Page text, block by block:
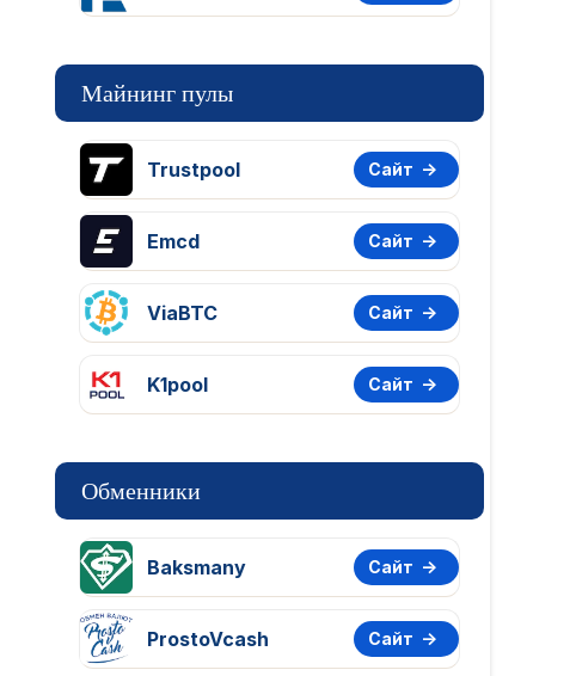
Майнинг пулы
Trustpool Сайт
Emcd Сайт
ViaBTC Сайт
K1pool Сайт
Обменники
Baksmany Сайт
ProstoVcash Сайт